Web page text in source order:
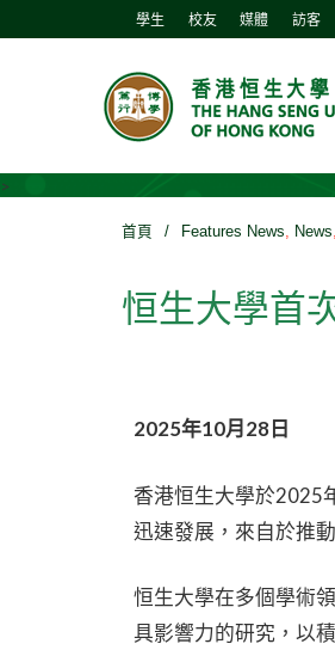
學生 校友 媒體 訪客
>
首頁 / Features News, News,
恒生大學首
2025年10月28 日
香港恒生大學於2025
迅速發展，來自於推
恒生大學在多個學術
具影響力的研究，以